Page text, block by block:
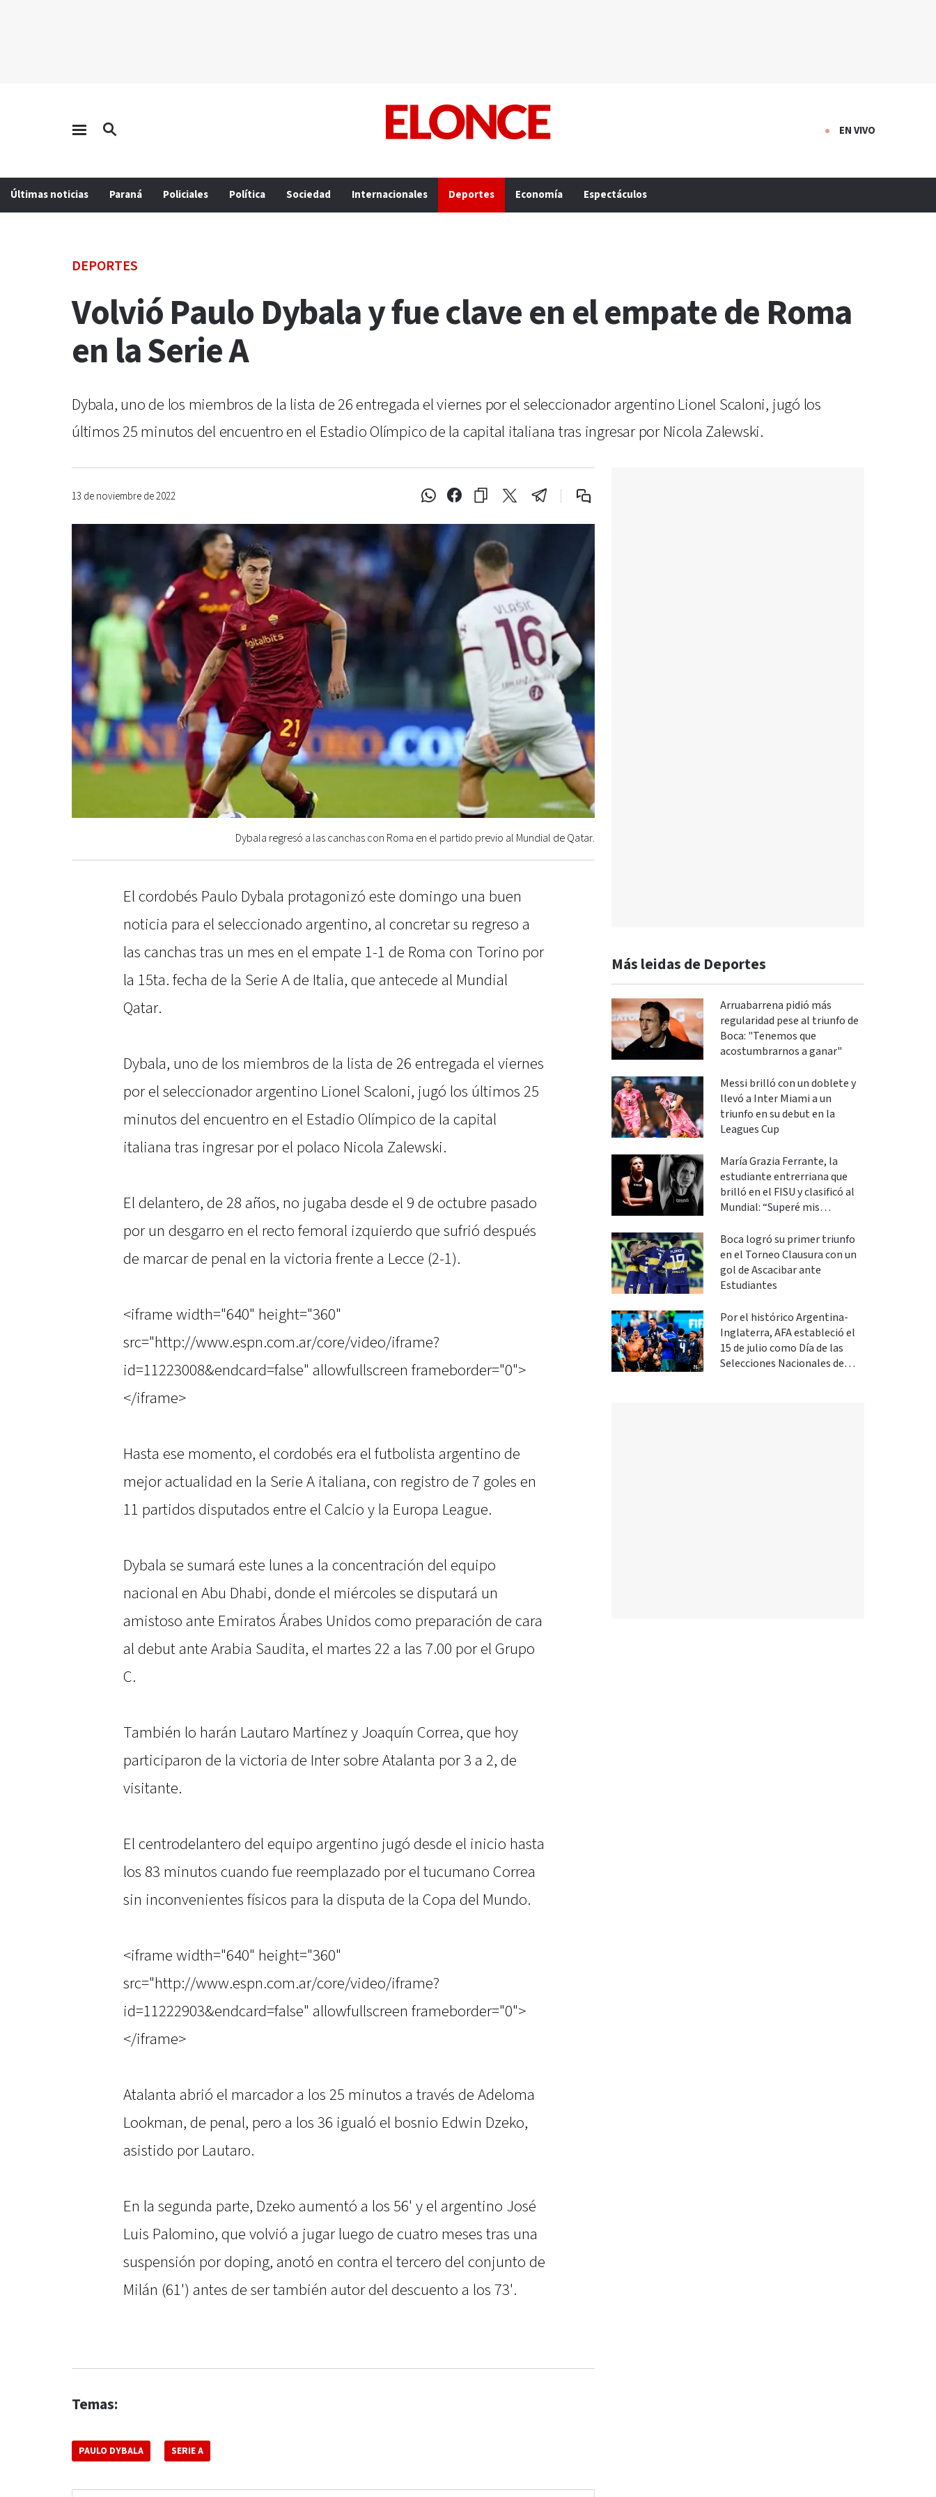
EN VIVO
Últimas noticias Paraná Policiales Política Sociedad Internacionales Deportes Economía Espectáculos
DEPORTES
Volvió Paulo Dybala y fue clave en el empate de Roma
en la Serie A
Dybala, uno de los miembros de la lista de 26 entregada el viernes por el seleccionador argentino Lionel Scaloni, jugó los
últimos 25 minutos del encuentro en el Estadio Olímpico de la capital italiana tras ingresar por Nicola Zalewski.
13 de noviembre de 2022
Dybala regresó a las canchas con Roma en el partido previo al Mundial de Qatar.
El cordobés Paulo Dybala protagonizó este domingo una buen
noticia para el seleccionado argentino, al concretar su regreso a
las canchas tras un mes en el empate 1-1 de Roma con Torino por
la 15ta. fecha de la Serie A de Italia, que antecede al Mundial
Qatar.
Dybala, uno de los miembros de la lista de 26 entregada el viernes
por el seleccionador argentino Lionel Scaloni, jugó los últimos 25
minutos del encuentro en el Estadio Olímpico de la capital
italiana tras ingresar por el polaco Nicola Zalewski.
El delantero, de 28 años, no jugaba desde el 9 de octubre pasado
por un desgarro en el recto femoral izquierdo que sufrió después
de marcar de penal en la victoria frente a Lecce (2-1).
<iframe width="640" height="360"
src="http://www.espn.com.ar/core/video/iframe?
id=11223008&endcard=false" allowfullscreen frameborder="0">
</iframe>
Hasta ese momento, el cordobés era el futbolista argentino de
mejor actualidad en la Serie A italiana, con registro de 7 goles en
11 partidos disputados entre el Calcio y la Europa League.
Dybala se sumará este lunes a la concentración del equipo
nacional en Abu Dhabi, donde el miércoles se disputará un
amistoso ante Emiratos Árabes Unidos como preparación de cara
al debut ante Arabia Saudita, el martes 22 a las 7.00 por el Grupo
C.
También lo harán Lautaro Martínez y Joaquín Correa, que hoy
participaron de la victoria de Inter sobre Atalanta por 3 a 2, de
visitante.
El centrodelantero del equipo argentino jugó desde el inicio hasta
los 83 minutos cuando fue reemplazado por el tucumano Correa
sin inconvenientes físicos para la disputa de la Copa del Mundo.
<iframe width="640" height="360"
src="http://www.espn.com.ar/core/video/iframe?
id=11222903&endcard=false" allowfullscreen frameborder="0">
</iframe>
Atalanta abrió el marcador a los 25 minutos a través de Adeloma
Lookman, de penal, pero a los 36 igualó el bosnio Edwin Dzeko,
asistido por Lautaro.
En la segunda parte, Dzeko aumentó a los 56' y el argentino José
Luis Palomino, que volvió a jugar luego de cuatro meses tras una
suspensión por doping, anotó en contra el tercero del conjunto de
Milán (61') antes de ser también autor del descuento a los 73'.
Temas:
PAULO DYBALA SERIE A
Más leidas de Deportes
Arruabarrena pidió más
regularidad pese al triunfo de
Boca: "Tenemos que
acostumbrarnos a ganar"
Messi brilló con un doblete y
llevó a Inter Miami a un
triunfo en su debut en la
Leagues Cup
María Grazia Ferrante, la
estudiante entrerriana que
brilló en el FISU y clasificó al
Mundial: “Superé mis
Boca logró su primer triunfo
en el Torneo Clausura con un
gol de Ascacibar ante
Estudiantes
Por el histórico Argentina-
Inglaterra, AFA estableció el
15 de julio como Día de las
Selecciones Nacionales de